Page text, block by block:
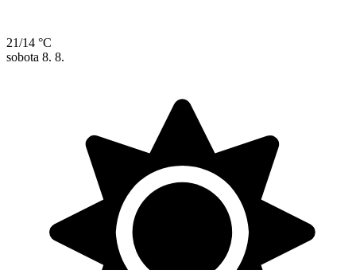
21/14 °C
sobota 8. 8.